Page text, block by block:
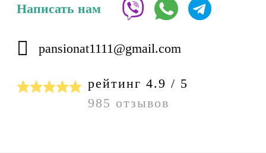
Написать нам
pansionat1111@gmail.com
рейтинг 4.9 / 5
985 отзывов